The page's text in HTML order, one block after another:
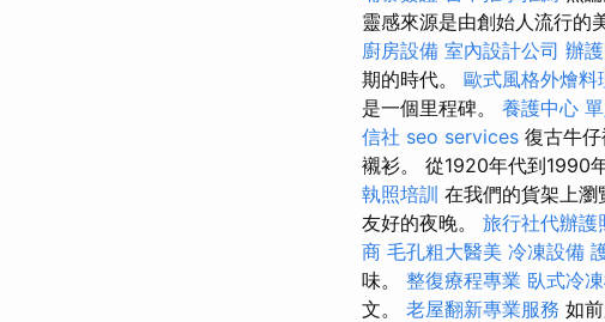
靈感來源是由創始人流行的
廚房設備 室內設計公司 辦
期的時代。 歐式風格外燴料
是一個里程碑。 養護中心
信社 seo services 復古牛
襯衫。 從1920年代到1990
執照培訓 在我們的貨架上瀏
友好的夜晚。 旅行社代辦護
商 毛孔粗大醫美 冷凍設備
味。 整復療程專業 臥式冷
文。 老屋翻新專業服務 如